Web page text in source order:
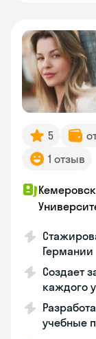
5
1 отзыв
Германии
Создает
каждого
учебные